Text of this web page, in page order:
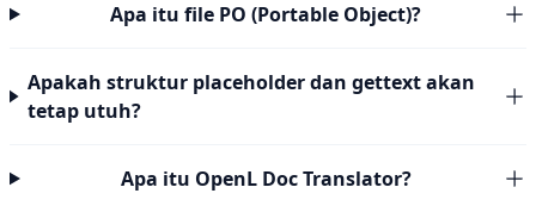
Apa itu file PO (Portable Object)?
Apakah struktur placeholder dan gettext akan
tetap utuh?
Apa itu OpenL Doc Translator?